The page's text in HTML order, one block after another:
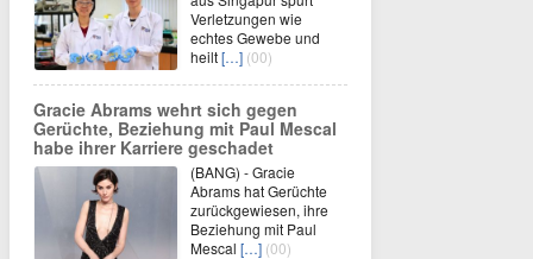
Verletzungen wie
echtes Gewebe und
heilt[…] (00)
Gracie Abrams wehrt sich gegen
Gerüchte, Beziehung mit Paul Mescal
habe ihrer Karriere geschadet
(BANG) - Gracie
Abrams hat Gerüchte
zurückgewiesen, ihre
Beziehung mit Paul
Mescal […] (00)